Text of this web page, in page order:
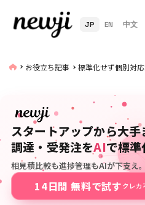
JP EN 中文
お役立ち記事 標準化せず個別対
スタートアップから大手
調達・受発注をAIで標準
相見積比較も進捗管理もAIが下支え
14日間 無料で試す クレカ